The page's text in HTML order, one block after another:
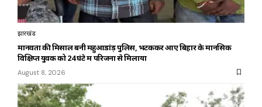
झारखंड
मानवता की मिसाल बनी महुआडांड़ पुलिस, भटककर आए बिहार के मानसिक
विक्षिप्त युवक को 24 घंटे में परिजनों से मिलाया
August 8, 2026